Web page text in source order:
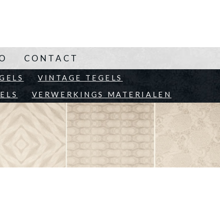
VINTAGE TEGELS
VERWERKINGS MATERIALEN
CONTACT